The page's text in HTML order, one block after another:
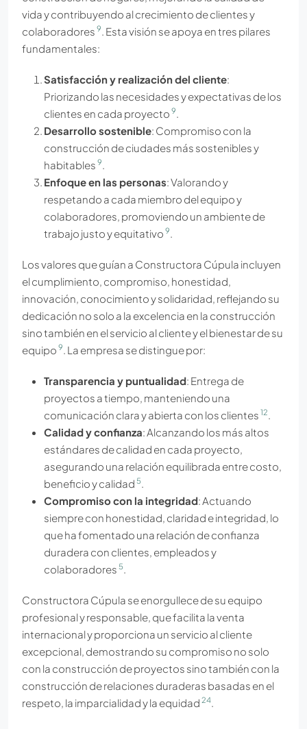
vida y contribuyendo al crecimiento de clientes y
colaboradores 9. Esta visión se apoya en tres pilares
fundamentales:
Satisfacción y realización del cliente:
Priorizando las necesidades y expectativas de los
clientes en cada proyecto 9.
Desarrollo sostenible: Compromiso con la
construcción de ciudades más sostenibles y
habitables 9.
Enfoque en las personas: Valorando y
respetando a cada miembro del equipo y
colaboradores, promoviendo un ambiente de
trabajo justo y equitativo 9.
Los valores que guían a Constructora Cúpula incluyen
el cumplimiento, compromiso, honestidad,
innovación, conocimiento y solidaridad, reflejando su
dedicación no solo a la excelencia en la construcción
sino también en el servicio al cliente y el bienestar de su
equipo 9. La empresa se distingue por:
Transparencia y puntualidad: Entrega de
proyectos a tiempo, manteniendo una
comunicación clara y abierta con los clientes 12.
Calidad y confianza: Alcanzando los más altos
estándares de calidad en cada proyecto,
asegurando una relación equilibrada entre costo,
beneficio y calidad 5.
Compromiso con la integridad: Actuando
siempre con honestidad, claridad e integridad, lo
que ha fomentado una relación de confianza
duradera con clientes, empleados y
colaboradores 5.
Constructora Cúpula se enorgullece de su equipo
profesional y responsable, que facilita la venta
internacional y proporciona un servicio al cliente
excepcional, demostrando su compromiso no solo
con la construcción de proyectos sino también con la
construcción de relaciones duraderas basadas en el
respeto, la imparcialidad y la equidad 24.